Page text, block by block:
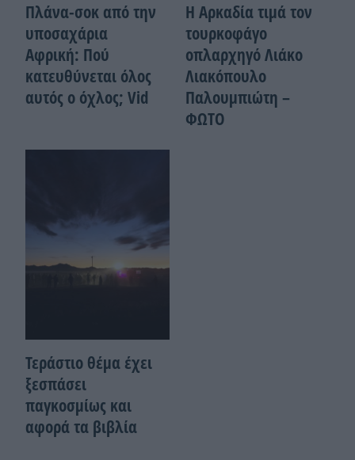
Πλάνα-σοκ από την
υποσαχάρια
Αφρική: Πού
κατευθύνεται όλος
αυτός ο όχλος; Vid
Η Αρκαδία τιμά τον
τουρκοφάγο
οπλαρχηγό Λιάκο
Λιακόπουλο
Παλουμπιώτη –
ΦΩΤΟ
Τεράστιο θέμα έχει
ξεσπάσει
παγκοσμίως και
αφορά τα βιβλία